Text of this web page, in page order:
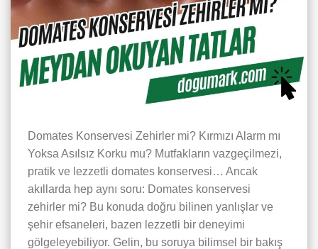
Domates Konservesi Zehirler mi? Kırmızı Alarm mı
Yoksa Asılsız Korku mu? Mutfakların vazgeçilmezi,
pratik ve lezzetli domates konservesi… Ancak
akıllarda hep aynı soru: Domates konservesi
zehirler mi? Bu konuda doğru bilinen yanlışlar ve
şehir efsaneleri, bazen lezzetli bir deneyimi
gölgeleyebiliyor. Gelin, bu soruya bilimsel bir bakış